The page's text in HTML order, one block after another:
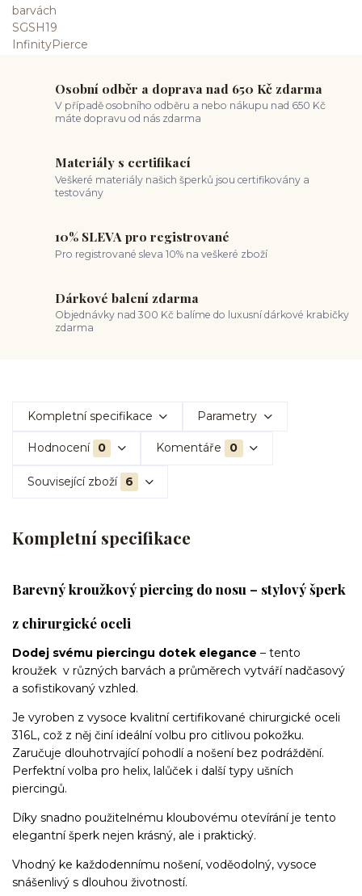
Osobní odběr a doprava nad 650 Kč zdarma
V případě osobního odběru a nebo nákupu nad 650 Kč
máte dopravu od nás zdarma
Materiály s certifikací
Veškeré materiály našich šperků jsou certifikovány a
testovány
10% SLEVA pro registrované
Pro registrované sleva 10% na veškeré zboží
Dárkové balení zdarma
Objednávky nad 300 Kč balíme do luxusní dárkové krabičky
zdarma
Kompletní specifikace Parametry
Hodnocení 0 Komentáře 0
Související zboží 6
Kompletní specifikace
Barevný kroužkový piercing do nosu – stylový šperk
z chirurgické oceli
Dodej svému piercingu dotek elegance – tento
kroužek v různých barvách a průměrech vytváří nadčasový
a sofistikovaný vzhled.
Je vyroben z vysoce kvalitní certifikované chirurgické oceli
316L, což z něj činí ideální volbu pro citlivou pokožku.
Zaručuje dlouhotrvající pohodlí a nošení bez podráždění.
Perfektní volba pro helix, lalůček i další typy ušních
piercingů.
Díky snadno použitelnému kloubovému otevírání je tento
elegantní šperk nejen krásný, ale i praktický.
Vhodný ke každodennímu nošení, voděodolný, vysoce
snášenlivý s dlouhou životností.